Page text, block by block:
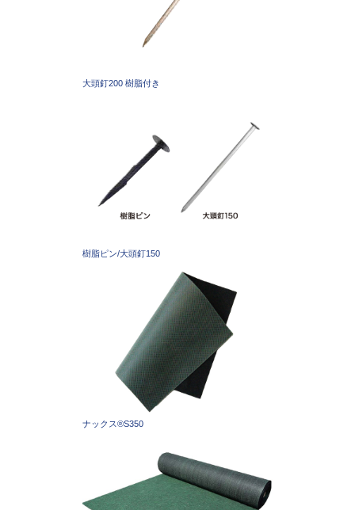
大頭釘200 樹脂付き
樹脂ピン/大頭釘150
ナックス®S350